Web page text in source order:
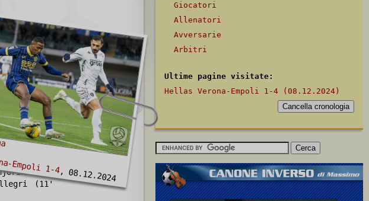
Empoli 1-4, 08.12.2024
),
(80'
(69'
(11'
Giocatori
Allenatori
Avversarie
Arbitri
Ultime pagine visitate:
Hellas Verona-Empoli 1-4 (08.12.2024)